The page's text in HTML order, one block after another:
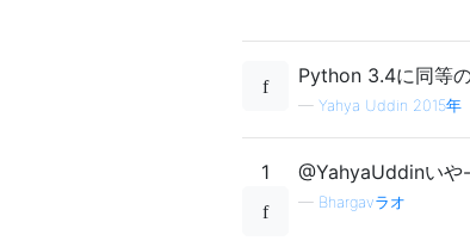
Python 3.4に同等
— Yahya Uddin 2015年
1 @YahyaUddinいや-
— Bhargavラオ